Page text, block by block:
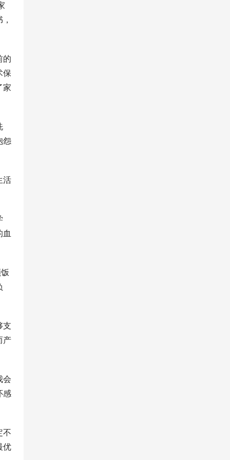
的
保
家
怨
活
支
产
会
感
不
优